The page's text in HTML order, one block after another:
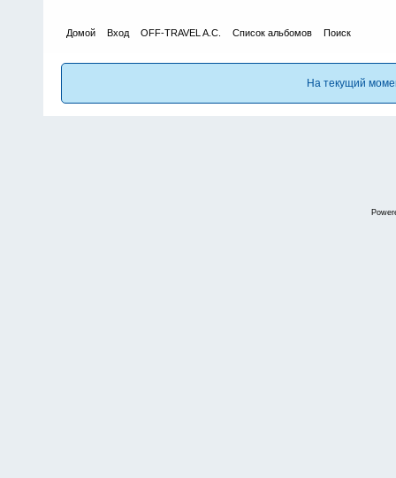
Домой Вход OFF-TRAVEL A.C. Список альбомов Поиск
На текущий